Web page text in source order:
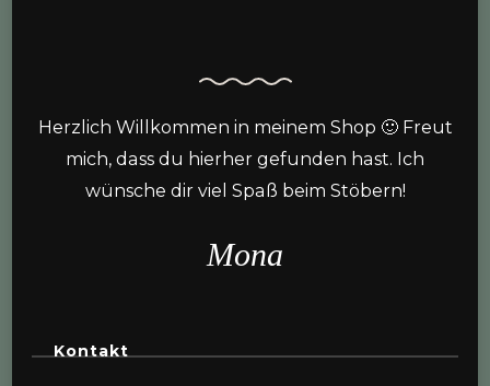
Herzlich Willkommen in meinem Shop 🙂 Freut
mich, dass du hierher gefunden hast. Ich
wünsche dir viel Spaß beim Stöbern!
Mona
Kontakt